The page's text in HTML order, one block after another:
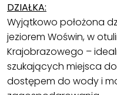
DZIAŁKA:
Wyjątkowo położona
jeziorem Woświn, w
Krajobrazowego –
szukających miejsca
dostępem do wody i